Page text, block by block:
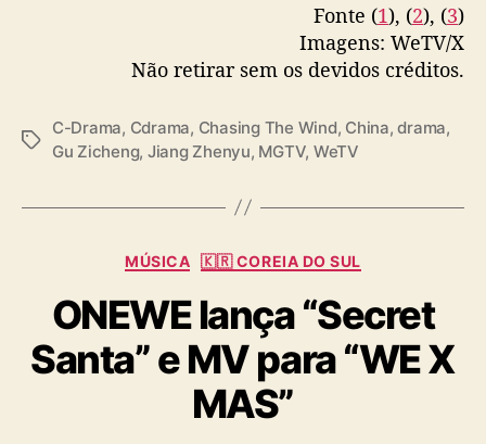
s
i
n
T
h
d
Fonte (1), (2), (3)
Imagens: WeTV/X
Não retirar sem os devidos créditos.
T
s
C-Drama, Cdrama, Chasing The Wind, China,drama,
Gu Zicheng, Jiang Zhenyu, MGTV, WeTV
C
t
e
g
r
MÚSICA 🇰🇷 COREIA DO SUL
ONEWE lança “Secret
Santa” e MV para “WE X
MAS”